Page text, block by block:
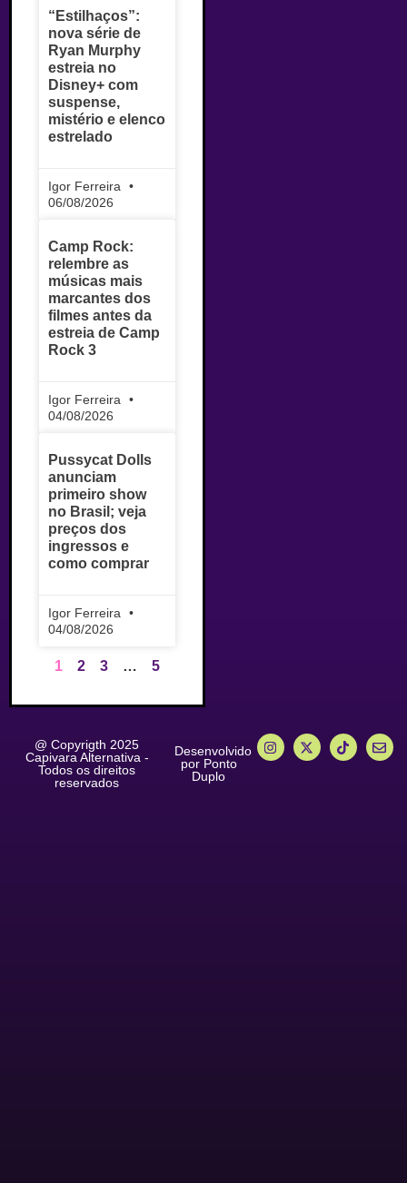
“Estilhaços”:
nova série de
Ryan Murphy
estreia no
Disney+ com
suspense,
mistério e elenco
estrelado
Igor Ferreira
06/08/2026
Camp Rock:
relembre as
músicas mais
marcantes dos
filmes antes da
estreia de Camp
Rock 3
Igor Ferreira
04/08/2026
Pussycat Dolls
anunciam
primeiro show
no Brasil; veja
preços dos
ingressos e
como comprar
Igor Ferreira
04/08/2026
1 2 3 … 5
@ Copyrigth 2025
Capivara Alternativa -
Todos os direitos
reservados
Desenvolvido
por Ponto
Duplo